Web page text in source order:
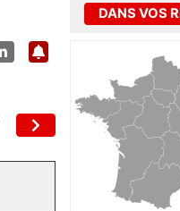
DANS VOS